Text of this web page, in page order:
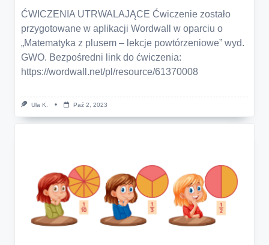
ĆWICZENIA UTRWALAJĄCE Ćwiczenie zostało
przygotowane w aplikacji Wordwall w oparciu o
„Matematyka z plusem – lekcje powtórzeniowe” wyd.
GWO. Bezpośredni link do ćwiczenia:
https://wordwall.net/pl/resource/61370008
Ula K. Paź 2, 2023